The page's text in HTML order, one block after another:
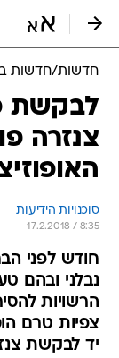
חדשות/חדשות
לבקשת
צנזרה
סוכנויות הידיעות
17.2.2018 / 8:35
חודש לפני
נבלני ובהם
צפיות טרם
יד לבקשת